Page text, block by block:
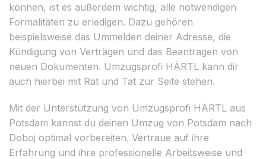
können, ist es außerdem wichtig, alle notwendigen
Formalitäten zu erledigen. Dazu gehören
beispielsweise das Ummelden deiner Adresse, die
Kündigung von Verträgen und das Beantragen von
neuen Dokumenten. Umzugsprofi HÄRTL kann dir
auch hierbei mit Rat und Tat zur Seite stehen.
Mit der Unterstützung von Umzugsprofi HÄRTL aus
Potsdam kannst du deinen Umzug von Potsdam nach
Doboj optimal vorbereiten. Vertraue auf ihre
Erfahrung und ihre professionelle Arbeitsweise und